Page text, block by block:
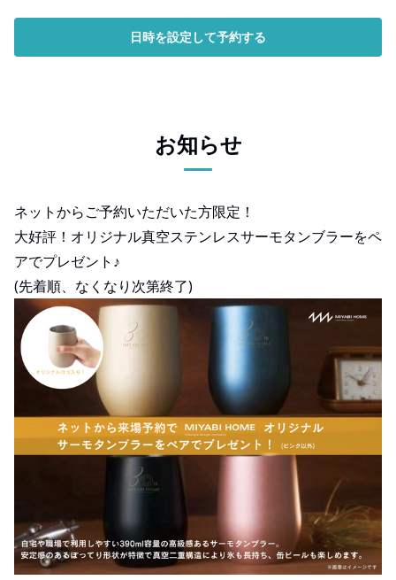
日時を設定して予約する
お知らせ
ネットからご予約いただいた方限定！
大好評！オリジナル真空ステンレスサーモタンブラーをペ
アでプレゼント♪
(先着順、なくなり次第終了)